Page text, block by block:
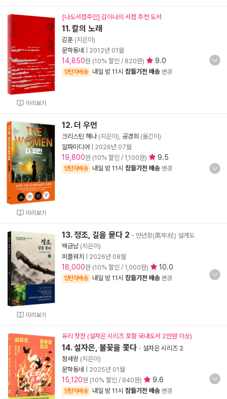
미리보기
[나도서점주인] 김이나의 서점 추천 도서
11. 칼의 노래
김훈 (지은이)
문학동네
2012년 01월
14,850원 (10% 할인 / 820원) 9.0
양탄자배송 내일 밤 11시 잠들기전 배송 변경
미리보기
12. 더 우먼
크리스틴 해나(지은이), 공경희 (옮긴이)
알파미디어
2026년 07월
19,800원 (10% 할인 / 1,100원) 9.5
양탄자배송 내일 밤 11시 잠들기전 배송 변경
미리보기
13. 정조, 길을 묻다 2 - 만년장(萬年杖) 설계도
백금남 (지은이)
피플워치
2026년 08월
18,000원 (10% 할인 / 1,000원) 10.0
양탄자배송 내일 밤 11시 잠들기전 배송 변경
유리 찻잔 (설자은 시리즈 포함 국내도서 2만원 이상)
14. 설자은, 불꽃을 쫓다 - 설자은 시리즈 2
정세랑 (지은이)
문학동네
2025년 01월
15,120원 (10% 할인 / 840원) 9.6
양탄자배송 내일 밤 11시 잠들기전 배송 변경